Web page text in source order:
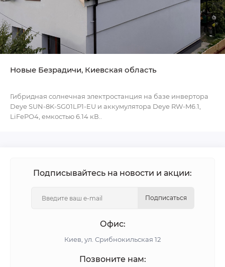
Новые Безрадичи, Киевская область
Гибридная солнечная электростанция на базе инвертора
Deye SUN-8K-SG01LP1-EU и аккумулятора Deye RW-M6.1,
LiFePO4, емкостью 6.14 кВ..
Подписывайтесь на новости и акции:
Подписаться
Офис:
Киев, ул. Срибнокильская 12
Позвоните нам: